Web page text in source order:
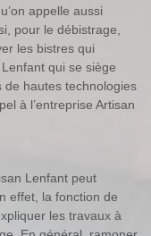
appelle aussi
pour le débistrage,
les bistres qui
qui se siège
de hautes technologies
à l’entreprise Artisan
Lenfant peut
effet, la fonction de
les travaux à